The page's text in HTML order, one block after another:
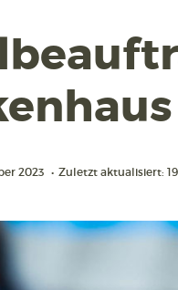
2023 • Zuletzt aktualisiert: